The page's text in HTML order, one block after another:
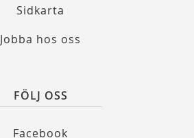
Sidkarta
Jobba hos oss
FÖLJ OSS
Facebook